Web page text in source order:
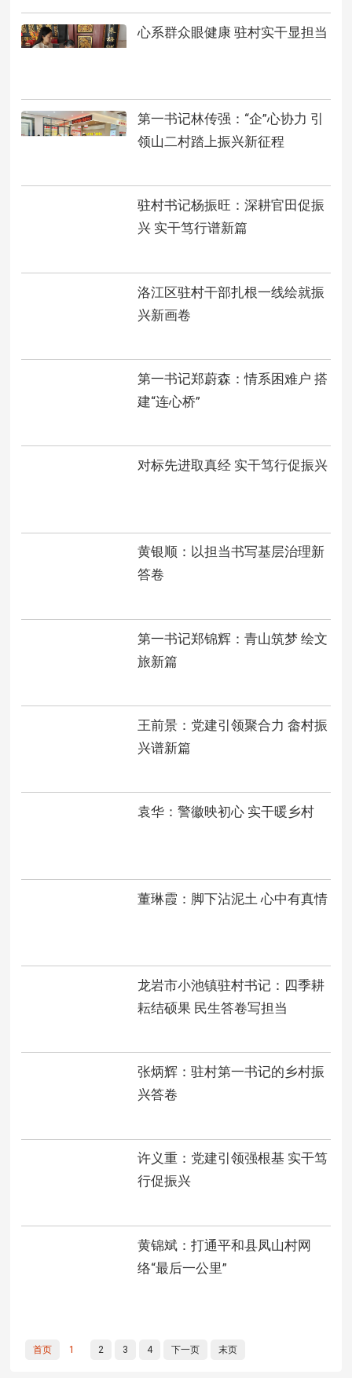
心系群众眼健康 驻村实干显担当
第一书记林传强：“企”心协力 引
领山二村踏上振兴新征程
驻村书记杨振旺：深耕官田促振
兴 实干笃行谱新篇
洛江区驻村干部扎根一线绘就振
兴新画卷
第一书记郑蔚森：情系困难户 搭
建“连心桥”
对标先进取真经 实干笃行促振兴
黄银顺：以担当书写基层治理新
答卷
第一书记郑锦辉：青山筑梦 绘文
旅新篇
王前景：党建引领聚合力 畲村振
兴谱新篇
袁华：警徽映初心 实干暖乡村
董琳霞：脚下沾泥土 心中有真情
龙岩市小池镇驻村书记：四季耕
耘结硕果 民生答卷写担当
张炳辉：驻村第一书记的乡村振
兴答卷
许义重：党建引领强根基 实干笃
行促振兴
黄锦斌：打通平和县凤山村网
络“最后一公里”
首页 1 2 3 4 下一页 末页